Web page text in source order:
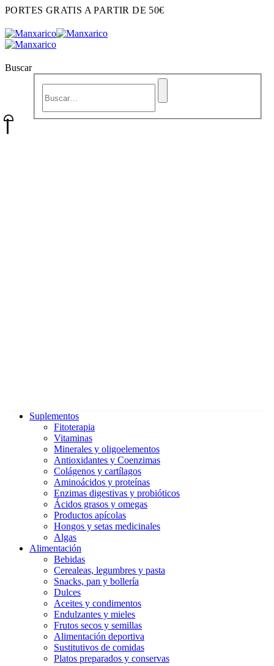
PORTES GRATIS A PARTIR DE 50€
Buscar
Suplementos
Fitoterapia
Vitaminas
Minerales y oligoelementos
Antioxidantes y Coenzimas
Colágenos y cartílagos
Aminoácidos y proteínas
Enzimas digestivas y probióticos
Ácidos grasos y omegas
Productos apícolas
Hongos y setas medicinales
Algas
Alimentación
Bebidas
Cerealeas, legumbres y pasta
Snacks, pan y bollería
Dulces
Aceites y condimentos
Endulzantes y mieles
Frutos secos y semillas
Alimentación deportiva
Sustitutivos de comidas
Platos preparados y conservas